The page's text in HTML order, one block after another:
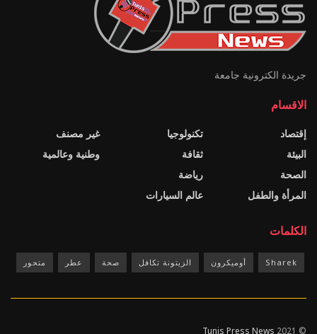
جريدة الكترونية جامعة
الاقسام
إقتصاد
البيئة
الصحة
المرأة والطفل
تكنولوجيا
ثقافة
رياضة
عالم السيارات
غير مصنف
وطنية وعالمية
الكلمات
Sharek أوميكرون الزيتونة تكافل صحة عطر متحور
© 2021
Tunis Press News